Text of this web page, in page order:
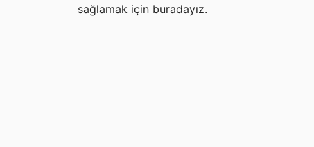
sağlamak için buradayız.